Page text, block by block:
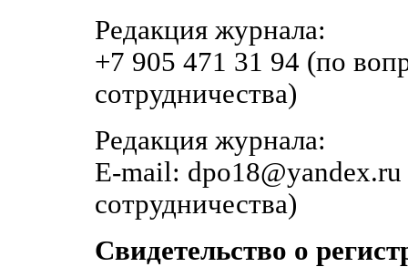
Редакция журнала:
+7 905 471 31 94 (по
сотрудничества)
Редакция журнала:
E-mail:
сотрудничества)
Свидетельство о